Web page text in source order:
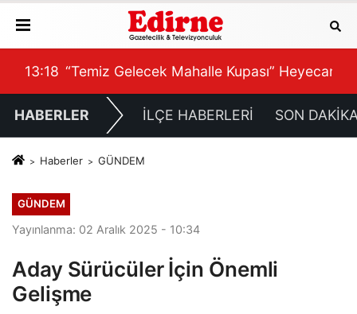
Başlıyor
13:18 Egemen Mekanik, Edirne’de Hizmet Ağını
HABERLER İLÇE HABERLERİ SON
Haberler GÜNDEM
GÜNDEM
Yayınlanma: 02 Aralık 2025 - 10:34
Aday Sürücüler İçin Önemli
Gelişme